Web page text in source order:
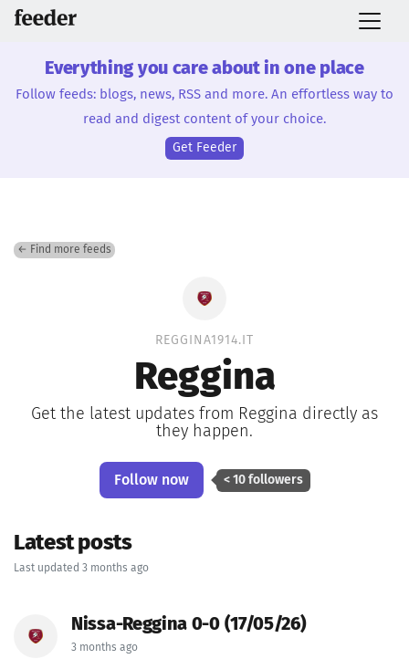
Everything you care about in one place
Follow feeds: blogs, news, RSS and more. An effortless way to
read and digest content of your choice.
Get Feeder
← Find more feeds
REGGINA1914.IT
Reggina
Get the latest updates from Reggina directly as
they happen.
Follow now < 10 followers
Latest posts
Last updated 3 months ago
Nissa-Reggina 0-0 (17/05/26)
3 months ago